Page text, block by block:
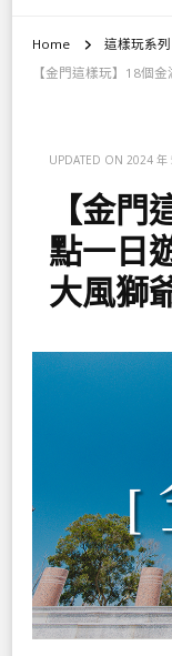
Home 這樣玩系列
【金門這樣玩】18個
UPDATED ON 2024 年
【金門
點一日
大風獅